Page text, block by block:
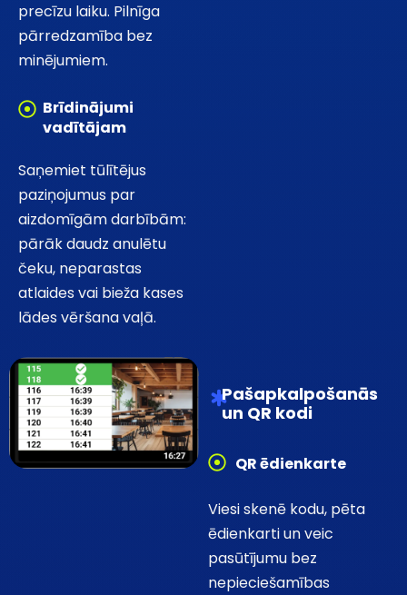
precīzu laiku. Pilnīga
pārredzamība bez
minējumiem.
Brīdinājumi
vadītājam
Saņemiet tūlītējus
paziņojumus par
aizdomīgām darbībām:
pārāk daudz anulētu
čeku, neparastas
atlaides vai bieža kases
lādes vēršana vaļā.
Pašapkalpošanās
un QR kodi
QR ēdienkarte
Viesi skenē kodu, pēta
ēdienkarti un veic
pasūtījumu bez
nepieciešamības